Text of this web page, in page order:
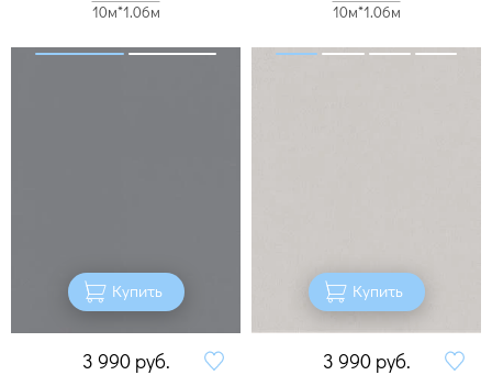
10м*1.06м
Купить
3 990 руб.
10м*1.06м
Купить
3 990 руб.